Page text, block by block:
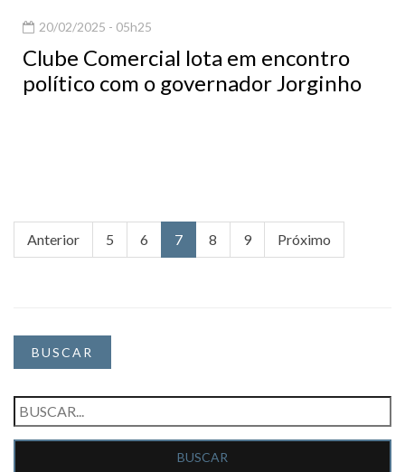
20/02/2025 - 05h25
Clube Comercial lota em encontro
político com o governador Jorginho
Anterior 5 6 7 8 9 Próximo
BUSCAR